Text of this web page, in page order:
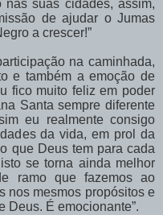
suas cidades, assim,
de ajudar o Jumas
a crescer!”
na caminhada,
e também a emoção de
fico muito feliz em poder
Santa sempre diferente
eu realmente consigo
da vida, em prol da
que Deus tem para cada
se torna ainda melhor
ramo que fazemos ao
nos mesmos propósitos e
Deus. É emocionante”.